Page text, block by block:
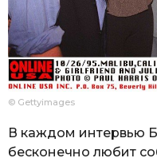
© Gettyimages
В каждом интервью
бесконечно любит